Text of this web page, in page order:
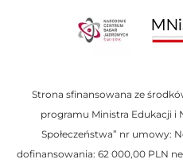
Strona sfinansowana ze
programu Ministra Edukacji i
Społeczeństwa” nr umowy:
dofinansowania: 62 000,00 PLN